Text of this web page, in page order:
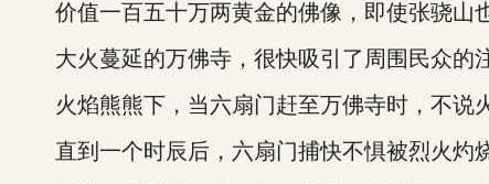
价值一百五十万两黄金的佛像，即使张骁山也
大火蔓延的万佛寺，很快吸引了周围民众的注
火焰熊熊下，当六扇门赶至万佛寺时，不说火
直到一个时辰后，六扇门捕快不惧被烈火灼